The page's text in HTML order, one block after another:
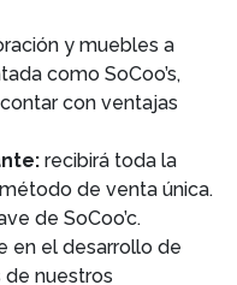
y muebles a
como SoCoo’s,
con ventajas
recibirá toda la
de venta única.
de SoCoo’c.
en el desarrollo de
nuestros